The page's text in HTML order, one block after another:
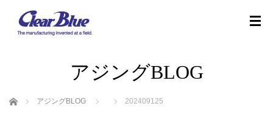
アジングBLOG
ホーム アジングBLOG 202409125